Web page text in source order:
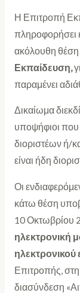
Η Επιτροπή
πληροφορήσει
ακόλουθη θέση
Εκπαίδευση,
παραμένει
Δικαίωμα
υποψήφιοι που
διοριστέων ή/
είναι ήδη
Οι
κάτω θέση
10 Οκτωβρίου
ηλεκτρονική
Επιτροπής,
διασύνδεση